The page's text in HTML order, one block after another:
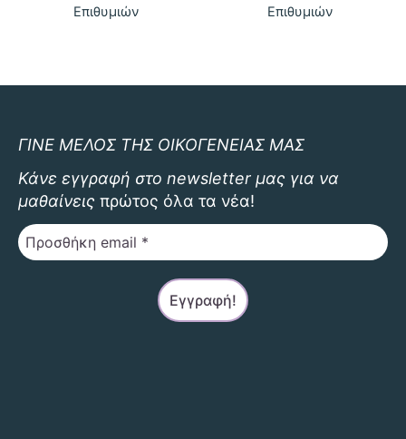
Επιθυμιών
Επιθυμιών
ΓΙΝΕ ΜΕΛΟΣ ΤΗΣ ΟΙΚΟΓΕΝΕΙΑΣ ΜΑΣ
Κάνε εγγραφή στο newsletter μας για να
μαθαίνεις πρώτος όλα τα νέα!